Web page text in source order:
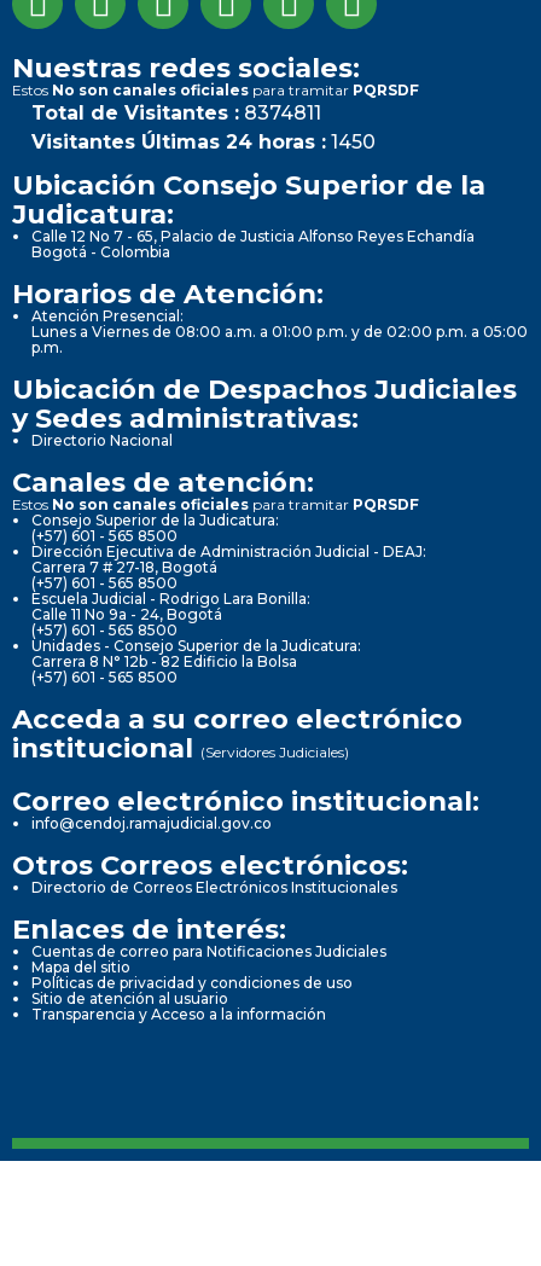
Nuestras redes sociales:
Estos No son canales oficiales para tramitar PQRSDF
Total de Visitantes : 8374811
Visitantes Últimas 24 horas : 1450
Ubicación Consejo Superior de la
Judicatura:
Calle 12 No 7 - 65, Palacio de Justicia Alfonso Reyes Echandía
Bogotá - Colombia
Horarios de Atención:
Atención Presencial:
Lunes a Viernes de 08:00 a.m. a 01:00 p.m. y de 02:00 p.m. a 05:00
p.m.
Ubicación de Despachos Judiciales
y Sedes administrativas:
Directorio Nacional
Canales de atención:
Estos No son canales oficiales para tramitar PQRSDF
Consejo Superior de la Judicatura:
(+57) 601 - 565 8500
Dirección Ejecutiva de Administración Judicial - DEAJ:
Carrera 7 # 27-18, Bogotá
(+57) 601 - 565 8500
Escuela Judicial - Rodrigo Lara Bonilla:
Calle 11 No 9a - 24, Bogotá
(+57) 601 - 565 8500
Unidades - Consejo Superior de la Judicatura:
Carrera 8 N° 12b - 82 Edificio la Bolsa
(+57) 601 - 565 8500
Acceda a su correo electrónico
institucional (Servidores Judiciales)
Correo electrónico institucional:
info@cendoj.ramajudicial.gov.co
Otros Correos electrónicos:
Directorio de Correos Electrónicos Institucionales
Enlaces de interés:
Cuentas de correo para Notificaciones Judiciales
Mapa del sitio
Políticas de privacidad y condiciones de uso
Sitio de atención al usuario
Transparencia y Acceso a la información